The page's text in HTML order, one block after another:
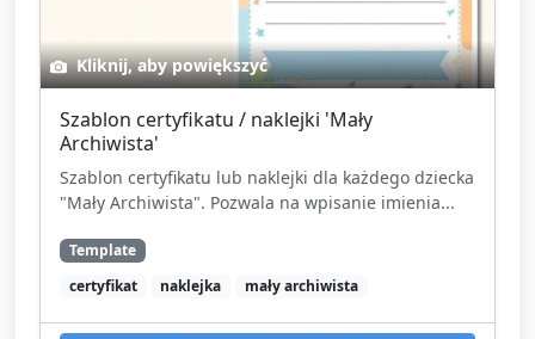
Kliknij, aby powiększyć
Szablon certyfikatu / naklejki 'Mały
Archiwista'
Szablon certyfikatu lub naklejki dla każdego dziecka
"Mały Archiwista". Pozwala na wpisanie imienia...
Template
certyfikat
naklejka mały archiwista